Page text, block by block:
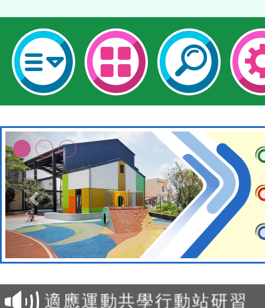
本校115學年度第2次代理
結果公告(無人報名，續辦
適應運動共學行動站研習